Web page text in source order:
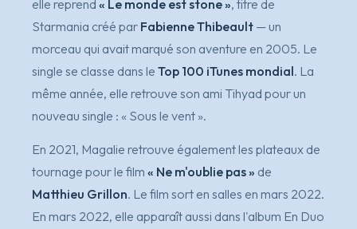
elle reprend « Le monde est stone », titre de
Starmania créé par Fabienne Thibeault — un
morceau qui avait marqué son aventure en 2005. Le
single se classe dans le Top 100 iTunes mondial. La
même année, elle retrouve son ami Tihyad pour un
nouveau single : « Sous le vent ».
En 2021, Magalie retrouve également les plateaux de
tournage pour le film « Ne m'oublie pas » de
Matthieu Grillon. Le film sort en salles en mars 2022.
En mars 2022, elle apparaît aussi dans l'album En Duo